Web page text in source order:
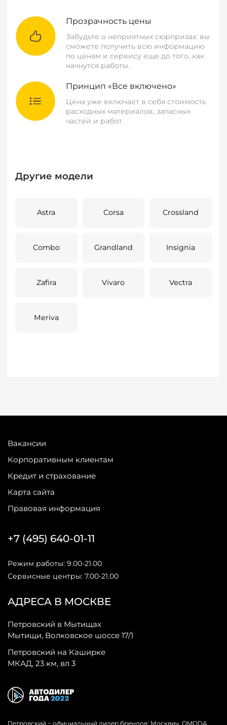
Прозрачность цены
Забудьте о неприятных сюрпризах: вы
сможете получить всю информацию
по ценам и сервису еще до того, как
начнутся работы.
Принцип «Все включено»
Цена уже включает в себя стоимость
расходных материалов, запасных
частей и работ.
Другие модели
Astra Corsa Crossland
Combo Grandland Insignia
Zafira Vivaro Vectra
Meriva
Вакансии
Корпоративным клиентам
Кредит и страхование
Карта сайта
Правовая информация
АДРЕСА В МОСКВЕ
Петровский в Мытищах
Мытищи, Волковское шоссе 17/1
Петровский на Каширке
МКАД, 23 км, вл 3
+7 (495) 640-01-11
Режим работы: 9.00-21.00
Сервисные центры: 7.00-21.00
Петровский − официальный дилер брендов: Москвич, OMODA,